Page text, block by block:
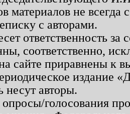
материалов не
с авторами.
ответственность
соответственно,
сайте приравнены к
издание
несут авторы.
голосования